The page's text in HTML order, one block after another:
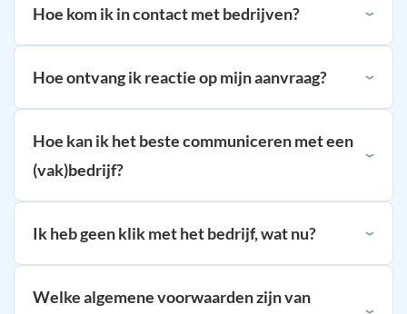
Hoe kom ik in contact met bedrijven?
Hoe ontvang ik reactie op mijn aanvraag?
Hoe kan ik het beste communiceren met een
(vak)bedrijf?
Ik heb geen klik met het bedrijf, wat nu?
Welke algemene voorwaarden zijn van